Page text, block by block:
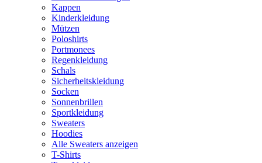
Kappen
Kinderkleidung
Mützen
Poloshirts
Portmonees
Regenkleidung
Schals
Sicherheitskleidung
Socken
Sonnenbrillen
Sportkleidung
Sweaters
Hoodies
Alle Sweaters anzeigen
T-Shirts